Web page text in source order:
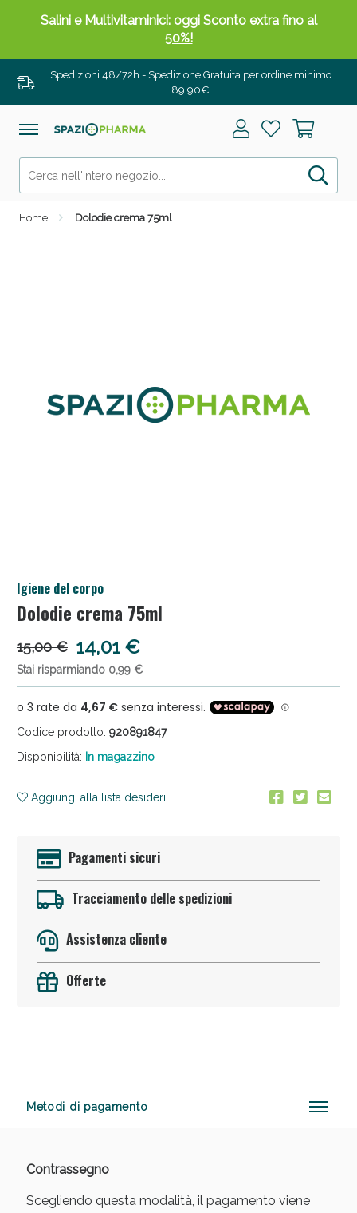
Spedizioni 48/72h - Spedizione Gratuita per ordine minimo
89,90€
Home Dolodie crema 75ml
Igiene del corpo
Dolodie crema 75ml
15,00 € 14,01 €
Stai risparmiando 0,99 €
Codice prodotto: 920891847
Disponibilità: In magazzino
Aggiungi alla lista desideri
Pagamenti sicuri
Tracciamento delle spedizioni
Assistenza cliente
Offerte
Metodi di pagamento
Contrassegno
Scegliendo questa modalità, il pagamento viene
Salini e Multivitaminici: oggi Sconto extra fino al
50%!
Anticellulite e Fanghi: Sconto fino al 40% valido